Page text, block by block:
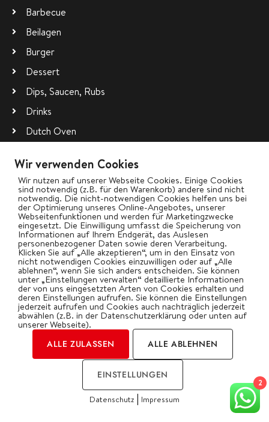
Barbecue
Beilagen
Burger
Dessert
Dips, Saucen, Rubs
Drinks
Dutch Oven
Fisch & Meeresfrüchte
Fleisch-Gerichte
Pizza
Planke
Räuchern
Rotisserie (Drehspieß)
Salate
Vegetarisch
Wok
bigBBQ goes Social
2
Wir verwenden Cookies
Wir nutzen auf unserer Webseite Cookies. Einige Cookies
sind notwendig (z.B. für den Warenkorb) andere sind nicht
notwendig. Die nicht-notwendigen Cookies helfen uns bei
der Optimierung unseres Online-Angebotes, unserer
Webseitenfunktionen und werden für Marketingzwecke
eingesetzt. Die Einwilligung umfasst die Speicherung von
Informationen auf Ihrem Endgerät, das Auslesen
personenbezogener Daten sowie deren Verarbeitung.
Klicken Sie auf „Alle akzeptieren“, um in den Einsatz von
nicht notwendigen Cookies einzuwilligen oder auf „Alle
ablehnen“, wenn Sie sich anders entscheiden. Sie können
unter „Einstellungen verwalten“ detaillierte Informationen
der von uns eingesetzten Arten von Cookies erhalten und
deren Einstellungen aufrufen. Sie können die Einstellungen
jederzeit aufrufen und Cookies auch nachträglich jederzeit
abwählen (z.B. in der Datenschutzerklärung oder unten auf
unserer Webseite).
ALLE ZULASSEN ALLE ABLEHNEN
EINSTELLUNGEN
Datenschutz | Impressum